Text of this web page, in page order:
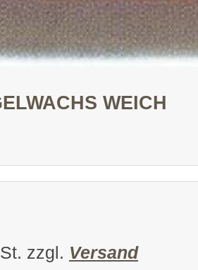
WEICH
zzgl. Versand